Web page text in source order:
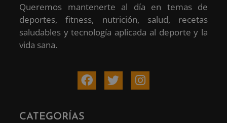
Queremos mantenerte al día en temas de
deportes, fitness, nutrición, salud, recetas
saludables y tecnología aplicada al deporte y la
vida sana.
CATEGORÍAS